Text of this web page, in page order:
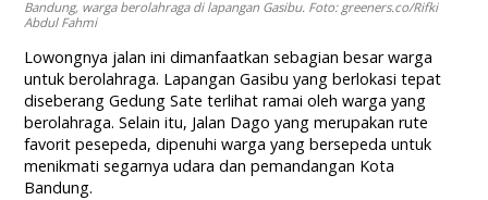
Bandung, warga berolahraga di lapangan Gasibu. Foto: greeners.co/Rifki
Abdul Fahmi
Lowongnya jalan ini dimanfaatkan sebagian besar warga
untuk berolahraga. Lapangan Gasibu yang berlokasi tepat
diseberang Gedung Sate terlihat ramai oleh warga yang
berolahraga. Selain itu, Jalan Dago yang merupakan rute
favorit pesepeda, dipenuhi warga yang bersepeda untuk
menikmati segarnya udara dan pemandangan Kota
Bandung.